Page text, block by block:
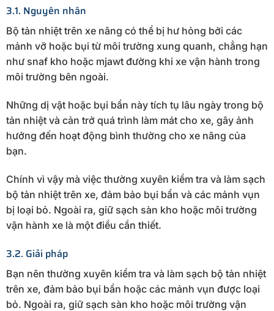
3.1. Nguyên nhân
Bộ tản nhiệt trên xe nâng có thể bị hư hỏng bởi các
mảnh vỡ hoặc bụi từ môi trường xung quanh, chẳng hạn
như snaf kho hoặc mjawt đường khi xe vận hành trong
môi trường bên ngoài.
Những dị vật hoặc bụi bẩn này tích tụ lâu ngày trong bộ
tản nhiệt và cản trở quá trình làm mát cho xe, gây ảnh
hưởng đến hoạt động bình thường cho xe nâng của
bạn.
Chính vì vậy mà việc thường xuyên kiểm tra và làm sạch
bộ tản nhiệt trên xe, đảm bảo bụi bẩn và các mảnh vụn
bị loại bỏ. Ngoài ra, giữ sạch sàn kho hoặc môi trường
vận hành xe là một điều cần thiết.
3.2. Giải pháp
Bạn nên thường xuyên kiểm tra và làm sạch bộ tản nhiệt
trên xe, đảm bảo bụi bẩn hoặc các mảnh vụn được loại
bỏ. Ngoài ra, giữ sạch sàn kho hoặc môi trường vận